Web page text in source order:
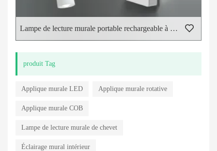
Lampe de lecture murale portable rechargeable à LED
produit Tag
Applique murale LED Applique murale rotative
Applique murale COB
Lampe de lecture murale de chevet
Éclairage mural intérieur